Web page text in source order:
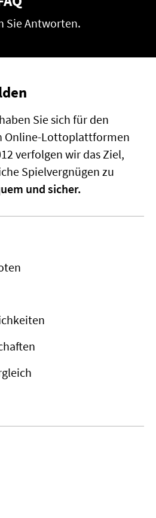
Sie Antworten.
Sie sich für den
Online-Lottoplattformen
verfolgen wir das Ziel,
Spielvergnügen zu
und sicher.